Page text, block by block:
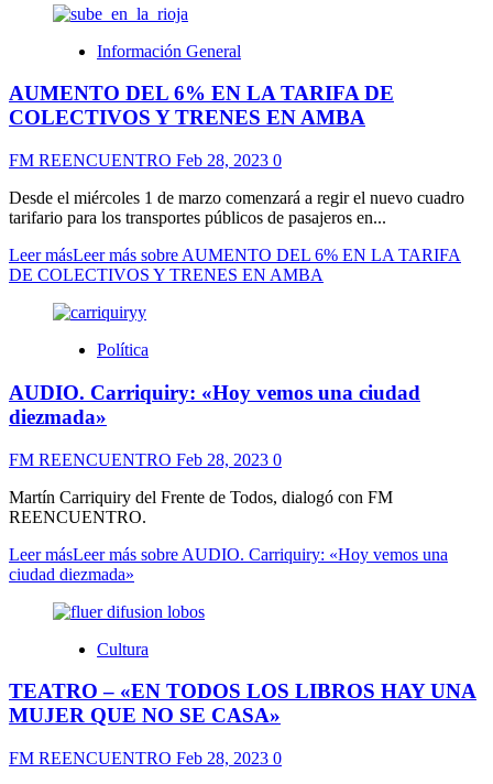
Información General
AUMENTO DEL 6% EN LA TARIFA DE
COLECTIVOS Y TRENES EN AMBA
FM REENCUENTRO Feb 28, 2023 0
Desde el miércoles 1 de marzo comenzará a regir el nuevo cuadro
tarifario para los transportes públicos de pasajeros en...
Leer másLeer más sobre AUMENTO DEL 6% EN LA TARIFA
DE COLECTIVOS Y TRENES EN AMBA
Política
AUDIO. Carriquiry: «Hoy vemos una ciudad
diezmada»
FM REENCUENTRO Feb 28, 2023 0
Martín Carriquiry del Frente de Todos, dialogó con FM
REENCUENTRO.
Leer másLeer más sobre AUDIO. Carriquiry: «Hoy vemos una
ciudad diezmada»
Cultura
TEATRO – «EN TODOS LOS LIBROS HAY UNA
MUJER QUE NO SE CASA»
FM REENCUENTRO Feb 28, 2023 0